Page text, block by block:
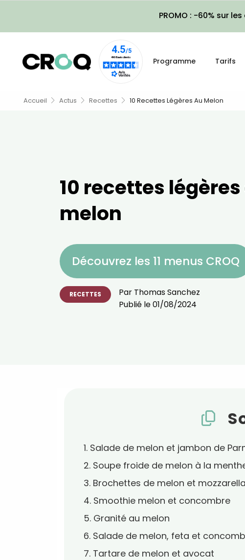
PROMO : -60% sur
Programme Tarifs
Accueil Actus Recettes 10 Recettes Légères Au Melon
10 recettes
melon
Découvrez les 11 menus CROQ
RECETTES Par Thomas Sanchez
Publié le01/08/2024
1. Salade de melon et jambon de
2. Soupe froide de melon à la
3. Brochettes de melon et mozzarella
4. Smoothie melon et concombre
5. Granité au melon
6. Salade de melon, feta et
7. Tartare de melon et avocat